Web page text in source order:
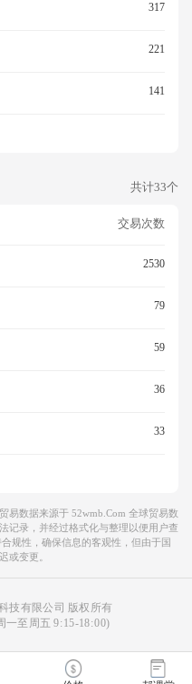
317
221
141
共计33个
交易次数
2530
79
59
36
33
易数据来源于 52wmb.com 全球贸易数
记录，并经过格式化与整理以便用户查
规性，确保信息的客观性，但由于国
或变更。
技有限公司 版权所有
一至周五 9:15-18:00)